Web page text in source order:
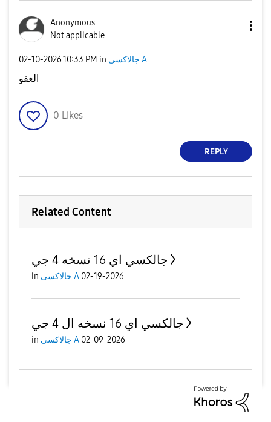
Anonymous
Not applicable
‎02-10-202610:33 PM in جالاكسى A
العفو
0 Likes
REPLY
Related Content
جالكسي اي 16 نسخه 4 جي
in جالاكسى A 02-19-2026
جالكسي اي 16 نسخه ال 4 جي
in جالاكسى A 02-09-2026